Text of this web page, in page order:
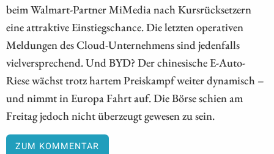
beim Walmart-Partner MiMedia nach Kursrücksetzern
eine attraktive Einstiegschance. Die letzten operativen
Meldungen des Cloud-Unternehmens sind jedenfalls
vielversprechend. Und BYD? Der chinesische E-Auto-
Riese wächst trotz hartem Preiskampf weiter dynamisch –
und nimmt in Europa Fahrt auf. Die Börse schien am
Freitag jedoch nicht überzeugt gewesen zu sein.
ZUM KOMMENTAR